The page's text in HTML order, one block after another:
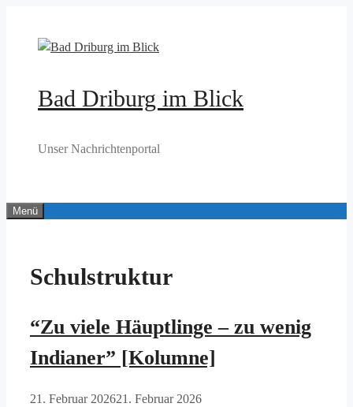
springen
Bad Driburg im Blick
Unser Nachrichtenportal
Menü
Schulstruktur
“Zu viele Häuptlinge – zu wenig
Indianer” [Kolumne]
21. Februar 202621. Februar 2026